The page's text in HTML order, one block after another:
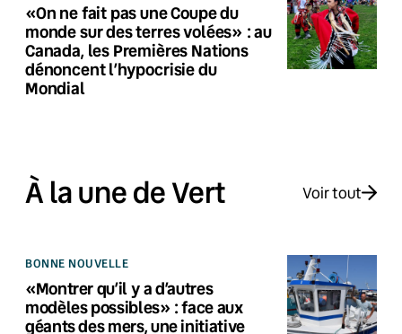
«On ne fait pas une Coupe du
monde sur des terres volées» : au
Canada, les Premières Nations
dénoncent l’hypocrisie du
Mondial
À la une de Vert Voir tout
BONNE NOUVELLE
«Montrer qu’il y a d’autres
modèles possibles» : face aux
géants des mers, une initiative